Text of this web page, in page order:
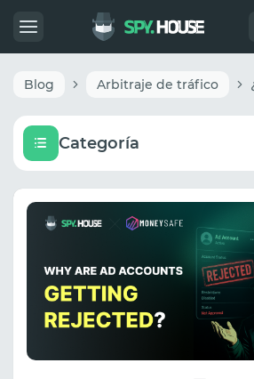
Blog Arbitraje de tráfico
Categoría